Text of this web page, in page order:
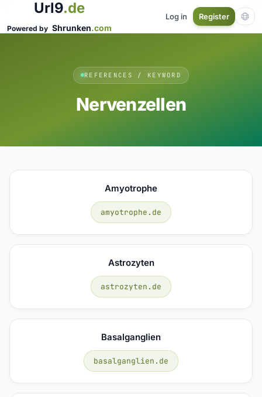
Url9.de
Powered by Shrunken.com
Log in Register
REFERENCES / KEYWORD
Nervenzellen
Amyotrophe
amyotrophe.de
Astrozyten
astrozyten.de
Basalganglien
basalganglien.de